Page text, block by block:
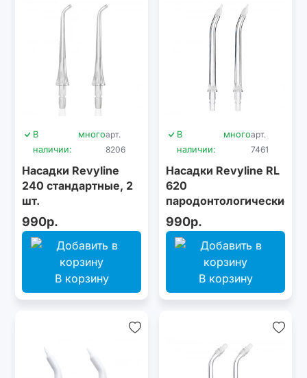
В
наличии:
многоарт.
8206
Насадки Revyline
240 стандартные, 2
шт.
990р.
В корзину
В
наличии:
многоарт.
7461
Насадки Revyline RL
620
пародонтологические,
2 шт.
990р.
В корзину